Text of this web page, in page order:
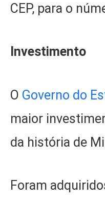
CEP, para o
Investimento
O Governo do
maior
da história de
Foram